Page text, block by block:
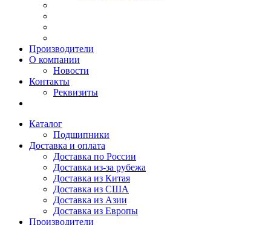
Производители
О компании
Новости
Контакты
Реквизиты
Каталог
Подшипники
Доставка и оплата
Доставка по России
Доставка из-за рубежа
Доставка из Китая
Доставка из США
Доставка из Азии
Доставка из Европы
Производители